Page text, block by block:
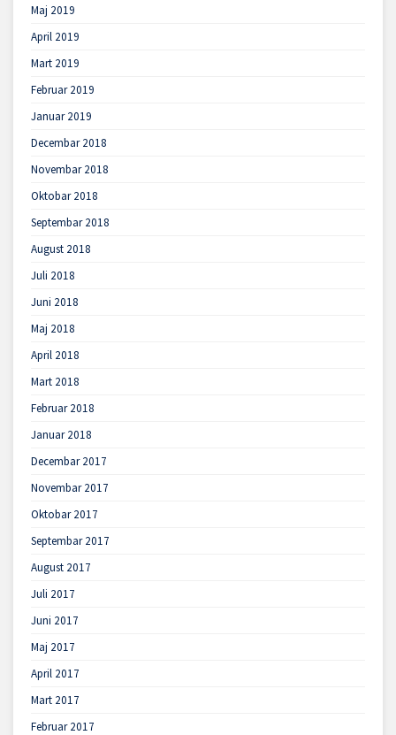
Maj 2019
April 2019
Mart 2019
Februar 2019
Januar 2019
Decembar 2018
Novembar 2018
Oktobar 2018
Septembar 2018
August 2018
Juli 2018
Juni 2018
Maj 2018
April 2018
Mart 2018
Februar 2018
Januar 2018
Decembar 2017
Novembar 2017
Oktobar 2017
Septembar 2017
August 2017
Juli 2017
Juni 2017
Maj 2017
April 2017
Mart 2017
Februar 2017